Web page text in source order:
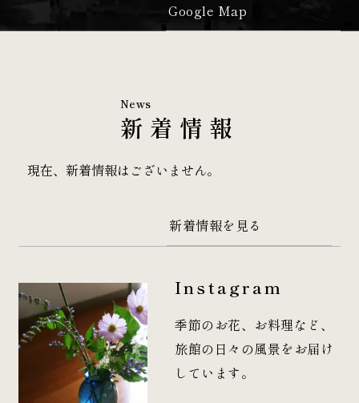
Google Map
News
新着情報
現在、新着情報はございません。
新着情報を見る
Instagram
季節のお花、お料理など、
旅館の日々の風景をお届け
しています。